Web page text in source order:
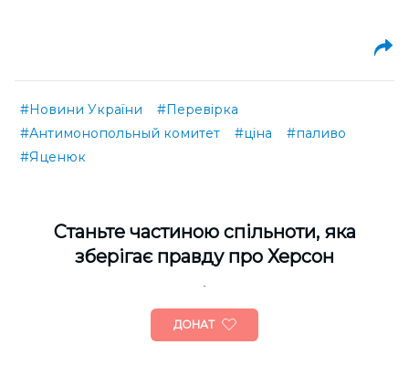
#Новини України
#Перевірка
#Антимонопольный комитет
#ціна
#паливо
#Яценюк
Cтаньте частиною спільноти, яка
зберігає правду про Херсон
ДОНАТ